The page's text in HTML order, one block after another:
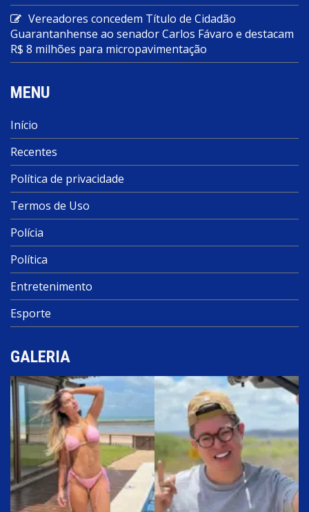
Vereadores concedem Título de Cidadão
Guarantanhense ao senador Carlos Fávaro e destacam
R$ 8 milhões para micropavimentação
MENU
Início
Recentes
Política de privacidade
Termos de Uso
Polícia
Política
Entretenimento
Esporte
GALERIA